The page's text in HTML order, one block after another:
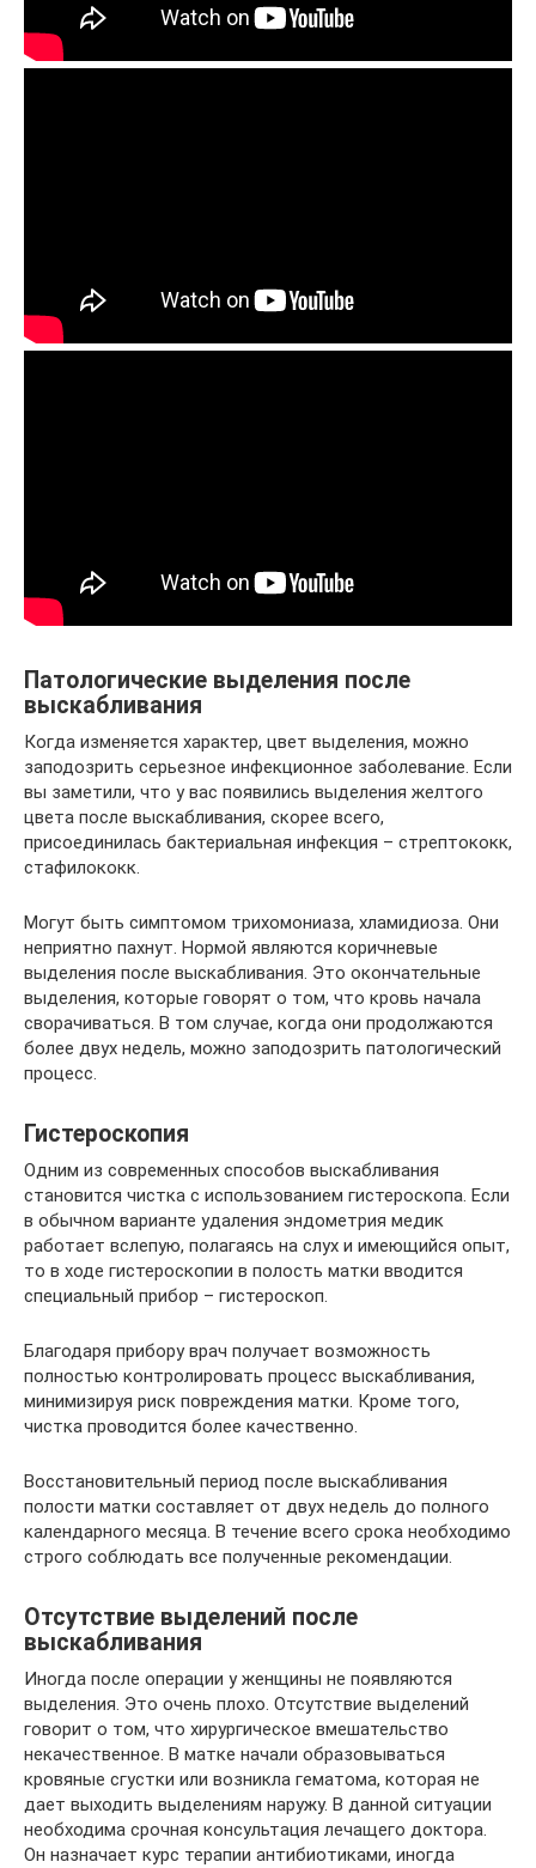
Патологические выделения после
выскабливания
Когда изменяется характер, цвет выделения, можно
заподозрить серьезное инфекционное заболевание. Если
вы заметили, что у вас появились выделения желтого
цвета после выскабливания, скорее всего,
присоединилась бактериальная инфекция – стрептококк,
стафилококк.
Могут быть симптомом трихомониаза, хламидиоза. Они
неприятно пахнут. Нормой являются коричневые
выделения после выскабливания. Это окончательные
выделения, которые говорят о том, что кровь начала
сворачиваться. В том случае, когда они продолжаются
более двух недель, можно заподозрить патологический
процесс.
Гистероскопия
Одним из современных способов выскабливания
становится чистка с использованием гистероскопа. Если
в обычном варианте удаления эндометрия медик
работает вслепую, полагаясь на слух и имеющийся опыт,
то в ходе гистероскопии в полость матки вводится
специальный прибор – гистероскоп.
Благодаря прибору врач получает возможность
полностью контролировать процесс выскабливания,
минимизируя риск повреждения матки. Кроме того,
чистка проводится более качественно.
Восстановительный период после выскабливания
полости матки составляет от двух недель до полного
календарного месяца. В течение всего срока необходимо
строго соблюдать все полученные рекомендации.
Отсутствие выделений после
выскабливания
Иногда после операции у женщины не появляются
выделения. Это очень плохо. Отсутствие выделений
говорит о том, что хирургическое вмешательство
некачественное. В матке начали образовываться
кровяные сгустки или возникла гематома, которая не
дает выходить выделениям наружу. В данной ситуации
необходима срочная консультация лечащего доктора.
Он назначает курс терапии антибиотиками, иногда